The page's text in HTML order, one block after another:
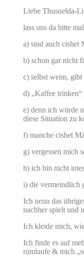
Liebe Thusnelda-
lass uns da bitte
a) sind auch cishet
b) schon gar nicht
c) selbst wenn, gibt
d) „Kaffee trinken“
e) denn ich würde
diese Situation zu
f) manche cishet
g) vergessen mich
h) ich bin nicht
i) die vermeindlich
Ich nenn das
nachher spielt und
Ich kleide mich,
Ich finde es auf
rumlaufe & mich